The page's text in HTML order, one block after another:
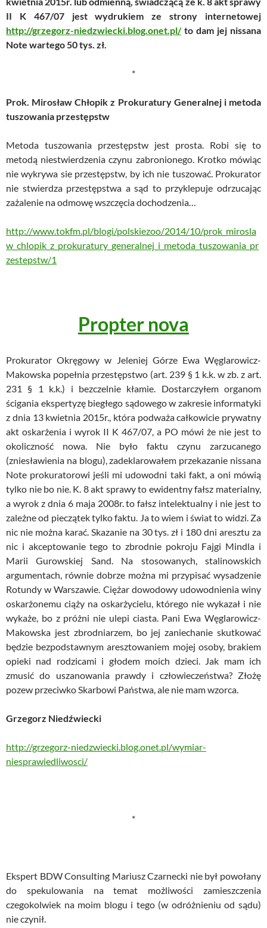
II K 467/07 jest wydrukiem ze strony internetowej
http://grzegorz-niedzwiecki.blog.onet.pl/to dam jej nissana
Note wartego 50 tys. zł.
*
Prok. Mirosław Chłopik z Prokuratury Generalnej i metoda
tuszowania przestępstw
Metoda tuszowania przestępstw jest prosta. Robi się to
metodą niestwierdzenia czynu zabronionego. Krotko mówiąc
nie wykrywa sie przestępstw, by ich nie tuszować. Prokurator
nie stwierdza przestępstwa a sąd to przyklepuje odrzucając
zażalenie na odmowę wszczęcia dochodzenia…
http://www.tokfm.pl/blogi/polskiezoo/2014/10/prok_mirosla
w_chlopik_z_prokuratury_generalnej_i_metoda_tuszowania_pr
zestepstw/1
Propter nova
Prokurator Okręgowy w Jeleniej Górze Ewa Węglarowicz-
Makowska popełnia przestępstwo (art. 239 § 1 k.k. w zb. z art.
231 § 1 k.k.) i bezczelnie kłamie. Dostarczyłem organom
ścigania ekspertyzę biegłego sądowego w zakresie informatyki
z dnia 13 kwietnia 2015r., która podważa całkowicie prywatny
akt oskarżenia i wyrok II K 467/07, a PO mówi że nie jest to
okoliczność nowa. Nie było faktu czynu zarzucanego
(zniesławienia na blogu), zadeklarowałem przekazanie nissana
Note prokuratorowi jeśli mi udowodni taki fakt, a oni mówią
tylko nie bo nie. K. 8 akt sprawy to ewidentny fałsz materialny,
a wyrok z dnia 6 maja 2008r. to fałsz intelektualny i nie jest to
zależne od pieczątek tylko faktu. Ja to wiem i świat to widzi. Za
nic nie można karać. Skazanie na 30 tys. zł i 180 dni aresztu za
nic i akceptowanie tego to zbrodnie pokroju Fajgi Mindla i
Marii Gurowskiej Sand. Na stosowanych, stalinowskich
argumentach, równie dobrze można mi przypisać wysadzenie
Rotundy w Warszawie. Ciężar dowodowy udowodnienia winy
oskarżonemu ciąży na oskarżycielu, którego nie wykazał i nie
wykaże, bo z próżni nie ulepi ciasta. Pani Ewa Węglarowicz-
Makowska jest zbrodniarzem, bo jej zaniechanie skutkować
będzie bezpodstawnym aresztowaniem mojej osoby, brakiem
opieki nad rodzicami i głodem moich dzieci. Jak mam ich
zmusić do uszanowania prawdy i człowieczeństwa? Złożę
pozew przeciwko Skarbowi Państwa, ale nie mam wzorca.
Grzegorz Niedźwiecki
http://grzegorz-niedzwiecki.blog.onet.pl/wymiar-
niesprawiedliwosci/
*
Ekspert BDW Consulting Mariusz Czarnecki nie był powołany
do spekulowania na temat możliwości zamieszczenia
czegokolwiek na moim blogu i tego (w odróżnieniu od sądu)
nie czynił.